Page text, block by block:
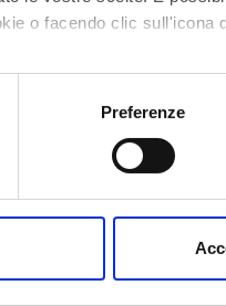
o facendo clic sull'icona
anche:
sulla tua posizione
in qualsiasi
Preferenze
attivi nel periodo
sull'insegnamento per vedere